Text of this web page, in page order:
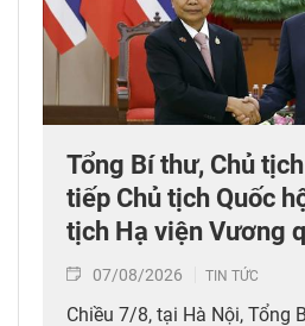
Tổng Bí thư, Chủ
tiếp Chủ tịch Quốc
tịch Hạ viện Vương
07/08/2026 TIN TỨC
Chiều 7/8, tại Hà Nội, Tổng